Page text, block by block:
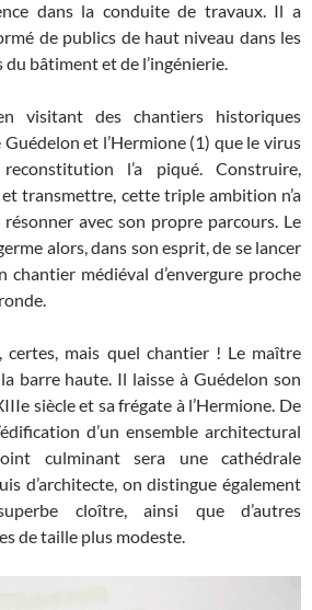
dans la conduite de travaux. Il a
de publics de haut niveau dans les
du bâtiment et de l’ingénierie.
visitant des chantiers historiques
Guédelon et l’Hermione (1) que le virus
l’a piqué. Construire,
transmettre, cette triple ambition n’a
résonner avec son propre parcours. Le
alors, dans son esprit, de se lancer
chantier médiéval d’envergure proche
certes, mais quel chantier ! Le maître
barre haute. Il laisse à Guédelon son
siècle et sa frégate à l’Hermione. De
d’un ensemble architectural
culminant sera une cathédrale
d’architecte, on distingue également
cloître, ainsi que d’autres
de taille plus modeste.